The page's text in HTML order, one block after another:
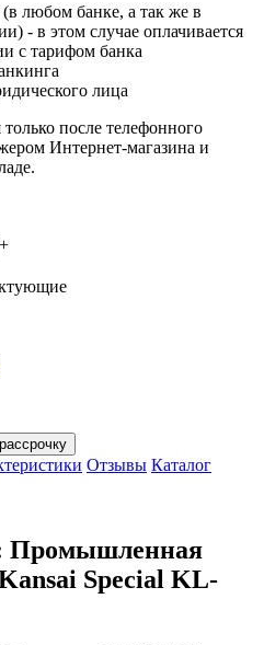
любом банке, а так же в
- в этом случае оплачивается
с тарифом банка
лица
после телефонного
Интернет-магазина и
+
Отзывы Каталог
Промышленная
Special KL-